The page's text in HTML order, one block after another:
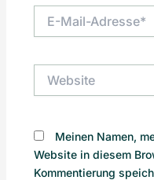
Mail-
Meinen Namen,
Website in diesem
Kommentierung